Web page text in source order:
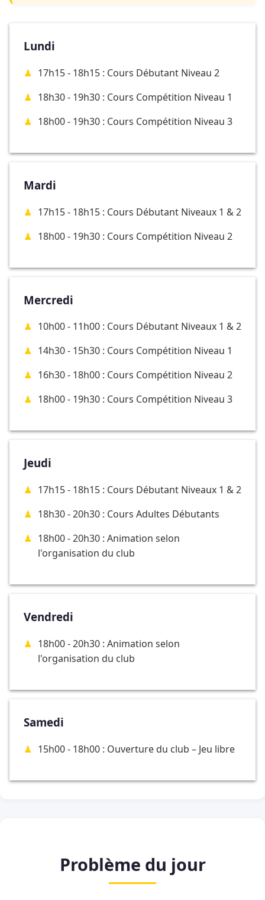
Lundi
17h15 - 18h15 : Cours Débutant Niveau 2
18h30 - 19h30 : Cours Compétition Niveau 1
18h00 - 19h30 : Cours Compétition Niveau 3
Mardi
17h15 - 18h15 : Cours Débutant Niveaux 1 & 2
18h00 - 19h30 : Cours Compétition Niveau 2
Mercredi
10h00 - 11h00 : Cours Débutant Niveaux 1 & 2
14h30 - 15h30 : Cours Compétition Niveau 1
16h30 - 18h00 : Cours Compétition Niveau 2
18h00 - 19h30 : Cours Compétition Niveau 3
Jeudi
17h15 - 18h15 : Cours Débutant Niveaux 1 & 2
18h30 - 20h30 : Cours Adultes Débutants
18h00 - 20h30 : Animation selon
l'organisation du club
Vendredi
18h00 - 20h30 : Animation selon
l'organisation du club
Samedi
15h00 - 18h00 : Ouverture du club – Jeu libre
Problème du jour